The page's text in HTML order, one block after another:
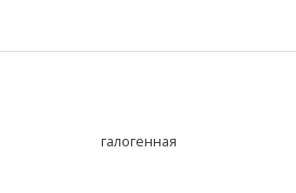
галогенная